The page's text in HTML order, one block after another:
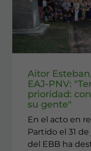
Aitor
EAJ-PNV:
prioridad:
su gente"
En el acto en
Partido el 31
del EBB ha